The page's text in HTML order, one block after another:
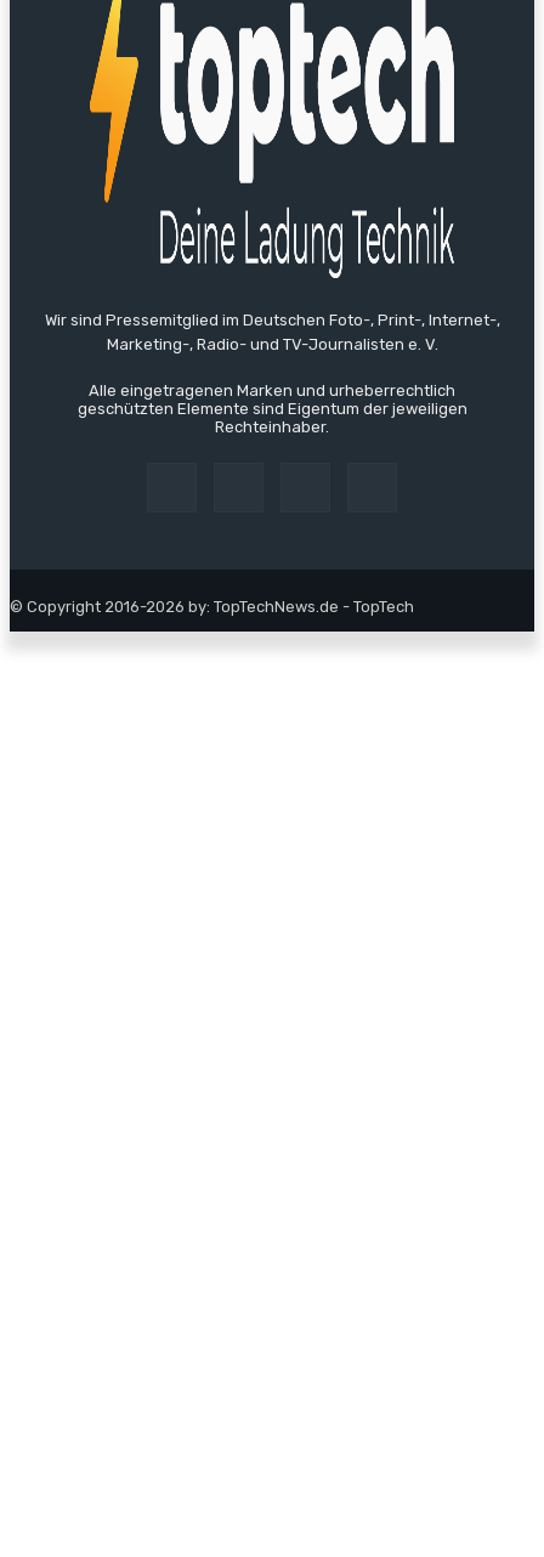
Wir sind Pressemitglied im Deutschen Foto-, Print-, Internet-,
Marketing-, Radio- und TV-Journalisten e. V.
Alle eingetragenen Marken und urheberrechtlich
geschützten Elemente sind Eigentum der jeweiligen
Rechteinhaber.
© Copyright 2016-2026 by: TopTechNews.de - TopTech